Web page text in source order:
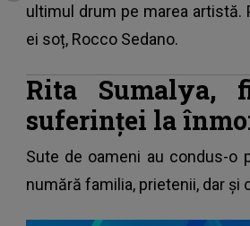
ultimul drum pe marea
ei soț, Rocco Sedano.
Rita Sumalya,
suferinței la
Sute de oameni au condus-o
numără familia, prietenii, dar și